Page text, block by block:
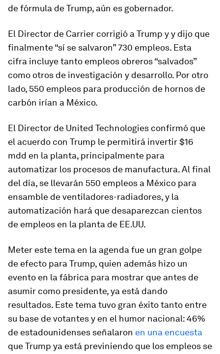
de fórmula de Trump, aún es gobernador.
El Director de Carrier corrigió a Trump y y dijo que
finalmente “sí se salvaron” 730 empleos. Esta
cifra incluye tanto empleos obreros “salvados”
como otros de investigación y desarrollo. Por otro
lado, 550 empleos para producción de hornos de
carbón irían a México.
El Director de United Technologies confirmó que
el acuerdo con Trump le permitirá invertir $16
mdd en la planta, principalmente para
automatizar los procesos de manufactura. Al final
del día, se llevarán 550 empleos a México para
ensamble de ventiladores-radiadores, y la
automatización hará que desaparezcan cientos
de empleos en la planta de EE.UU.
Meter este tema en la agenda fue un gran golpe
de efecto para Trump, quien además hizo un
evento en la fábrica para mostrar que antes de
asumir como presidente, ya está dando
resultados. Este tema tuvo gran éxito tanto entre
su base de votantes y en el humor nacional: 46%
de estadounidenses señalaron en una encuesta
que Trump ya está previniendo que los empleos se